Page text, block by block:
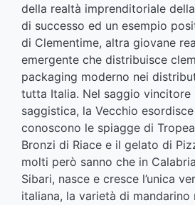
della realtà imprenditoriale
di successo ed un esempio
di Clementime, altra giovane
emergente che distribuisce
packaging moderno nei
tutta Italia. Nel saggio vincitore
saggistica, la Vecchio
conoscono le spiagge di
Bronzi di Riace e il gelato di
molti però sanno che in
Sibari, nasce e cresce l’unica
italiana, la varietà di